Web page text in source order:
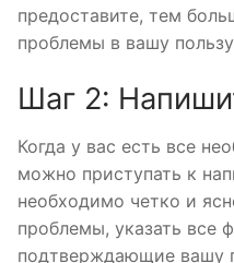
предоставите, тем
проблемы в вашу
Шаг 2:
Когда у вас есть все
можно приступать к
необходимо четко и
проблемы, указать все
подтверждающие вашу